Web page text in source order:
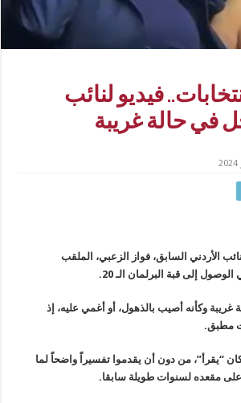
فيديو لنائب
في حالة غريبة
الأردني السابق، فواز الزعبي، الملقب
إلى قبة البرلمان الـ 20.
وكأنه أصيب بالذهول، أو أغمي عليه، إذ
مطبق.
“يقرأ”، من دون أن يقدموا تفسيراً واضحاً لما
مقعده لسنوات طويلة سابقا.